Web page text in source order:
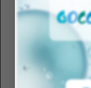
impostazioni di
strumenti esistenti
tra conflitto e
stereotipi e hate
media
formativo non è
digitale in modo